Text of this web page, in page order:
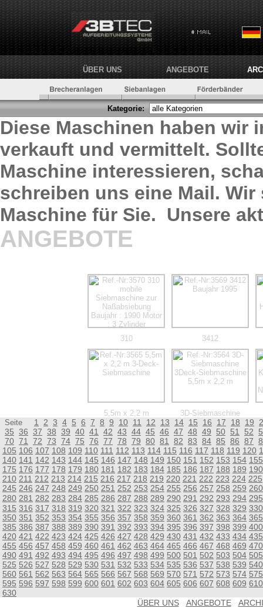
ÜBER UNS ANGEBOTE
Kategorie:
Diese Maschinen haben wir
verkauft und vermittelt.
Maschine interessieren,
schreiben uns eine Mail.
Maschine für Sie. Unsere
ANGEBOTE
310 3412
5,5m x 2,2 m
3D-Siebmaschine
Seite 1 2 3 4 5 6 7 8 9 10 11 12 13 14 15 16 17 18 19
35 36 37 38 39 40 41 42 43 44 45 46 47 48 49 50 51 52
70 71 72 73 74 75 76 77 78 79 80 81 82 83 84 85 86 87
105 106 107 108 109 110 111 112 113 114 115 116 117 118 119 120
140 141 142 143 144 145 146 147 148 149 150 151 152 153 154 155
175 176 177 178 179 180 181 182 183 184 185 186 187 188 189 190
210 211 212 213 214 215 216 217 218 219 220 221 222 223 224 225
245 246 247 248 249 250 251 252 253 254 255 256 257 258 259 260
280 281 282 283 284 285 286 287 288 289 290 291 292 293 294 295
315 316 317 318 319 320 321 322 323 324 325 326 327 328 329 330
350 351 352 353 354 355 356 357 358 359 360 361 362 363 364 365
385 386 387 388 389 390 391 392 393 394 395 396 397 398 399 400
420 421 422 423 424 425 426 427 428 429 430 431 432 433 434 435
455 456 457 458 459 460 461 462 463 464 465 466 467 468 469 470
490 491 492 493 494 495 496 497 498 499 500 501 502 503 504 505
525 526 527 528 529 530 531 532 533 534 535 536 537 538 539 540
560 561 562 563 564 565 566 567 568 569 570 571 572 573 574 575
595 596 597 598 599 600 601 602 603 604 605 606 607 608 609 610
630
ÜBER UNS
ANGEBOTE